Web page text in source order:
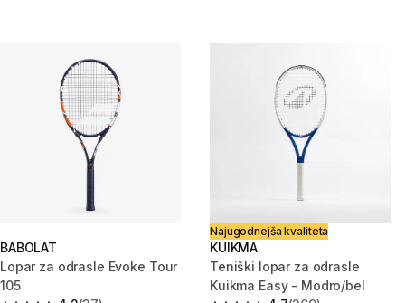
BABOLAT
Lopar za odrasle Evoke Tour
105
Najugodnejša kvaliteta
KUIKMA
Teniški lopar za odrasle
Kuikma Easy - Modro/bel